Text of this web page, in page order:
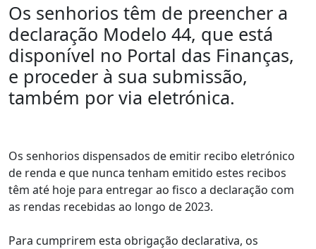
Os senhorios têm de preencher a
declaração Modelo 44, que está
disponível no Portal das Finanças,
e proceder à sua submissão,
também por via eletrónica.
Os senhorios dispensados de emitir recibo eletrónico
de renda e que nunca tenham emitido estes recibos
têm até hoje para entregar ao fisco a declaração com
as rendas recebidas ao longo de 2023.
Para cumprirem esta obrigação declarativa, os